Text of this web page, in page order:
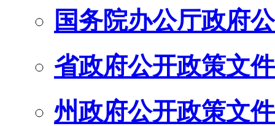
国务院办公厅政府
省政府公开政策文件
州政府公开政策文件